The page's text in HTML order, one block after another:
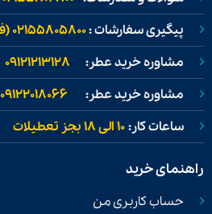
پیگیری سفارشات :02155805800 (فقط ۱۳ تا ۱۸)
مشاوره خرید عطر: 09121213128
مشاوره خرید عطر: 09122018066
ساعات کار:۱۰ الی ۱۸ بجز تعطیلات
راهنمای خرید
حساب کاربری من